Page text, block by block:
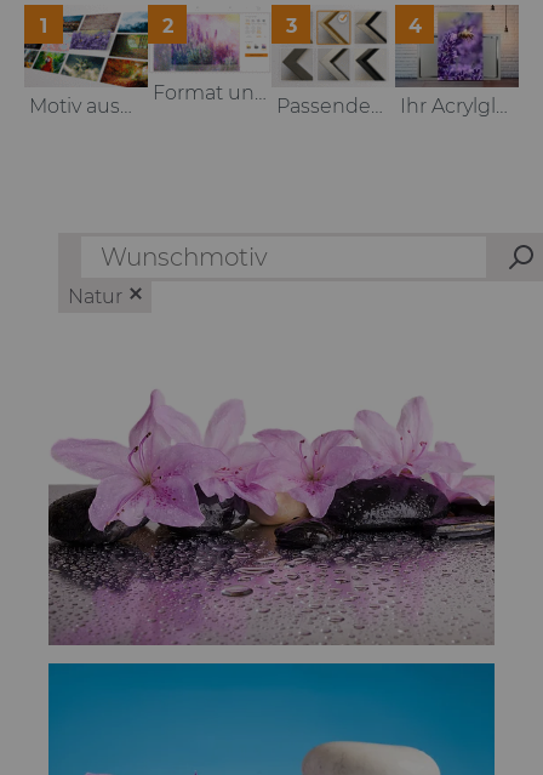
1
Motiv auswählen oder hochladen
2
Format und Größe auswählen
3
Passenden Rahmen auswählen
4
Ihr Acrylglas-Bild fertig zum Anbringen
Natur